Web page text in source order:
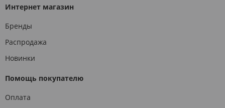
Интернет магазин
Бренды
Распродажа
Новинки
Помощь покупателю
Оплата